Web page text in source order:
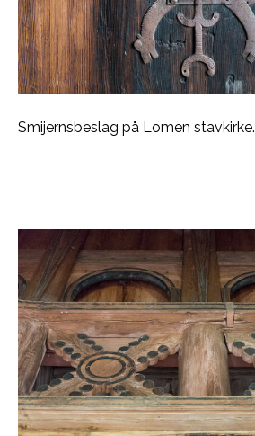
Smijernsbeslag på Lomen stavkirke.